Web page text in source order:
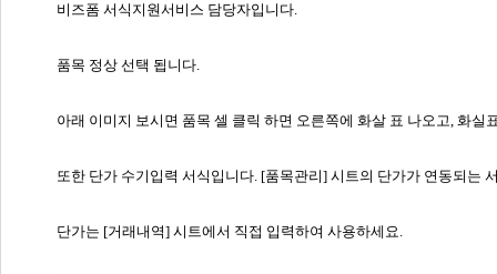
비즈폼 서식지원서비스 담당자입니다.
품목 정상 선택 됩니다.
아래 이미지 보시면 품목 셀 클릭 하면 오른쪽에 화살 표 나오고, 화실
또한 단가 수기입력 서식입니다. [품목관리] 시트의 단가가 연동되는
단가는 [거래내역] 시트에서 직접 입력하여 사용하세요.